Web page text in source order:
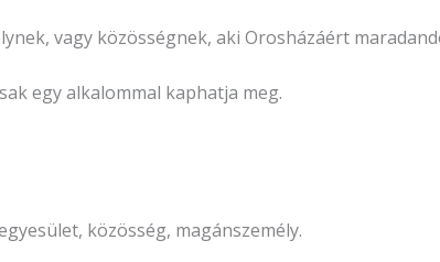
vagy közösségnek, aki Orosházáért
egy alkalommal kaphatja meg.
közösség, magánszemély.